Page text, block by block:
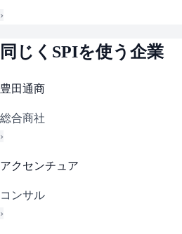
›
同じく SPIを使う企業
豊田通商
総合商社
›
アクセンチュア
コンサル
›